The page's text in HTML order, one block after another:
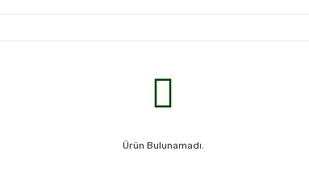
Ürün Bulunamadı.